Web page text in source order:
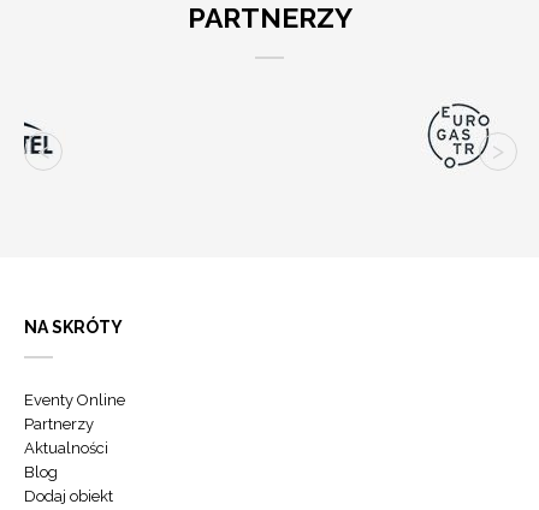
PARTNERZY
NA SKRÓTY
Eventy Online
Partnerzy
Aktualności
Blog
Dodaj obiekt